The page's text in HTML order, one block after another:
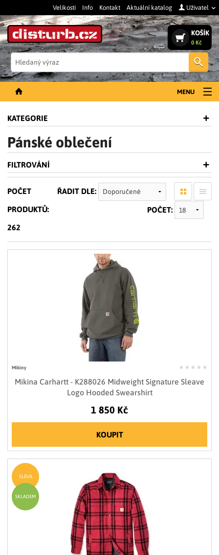
Velikosti Info Kontakt Aktuální katalog Uživatel
KOŠÍK
0 Kč
MENU
DÁMSKÉ OBLEČENÍ
DOPLŇKY
PRACOVNÍ BOTY
SLEVY A VÝPRODEJ
LIMITOVANÉ EDICE
RUKAVICE
KATEGORIE
Pánské oblečení
FILTROVÁNÍ
ŘADIT DLE:
POČET:
POČET
PRODUKTŮ:
262
Mikiny
Mikina Carhartt - K288026 Midweight Signature Sleave
Logo Hooded Swearshirt
1 850 Kč
KOUPIT
SLEVA
SKLADEM